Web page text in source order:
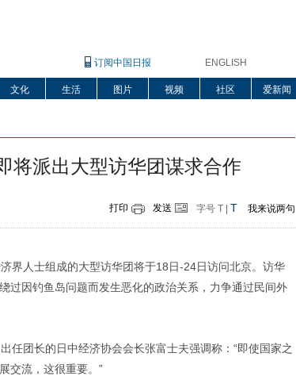
订阅中国日报 ENGLISH
文化 生活 图片 视频 社区 爱新闻
将派出大型访华团谋求合作
打印 发送 字号 T T 我来说两句
界人士组成的大型访华团将于18日-24日访问北京。访华
过因钓鱼岛问题而发生恶化的政治关系，力争通过民间外
团长的日中经济协会会长张富士夫强调称：“即使国家之
交流，这很重要。”